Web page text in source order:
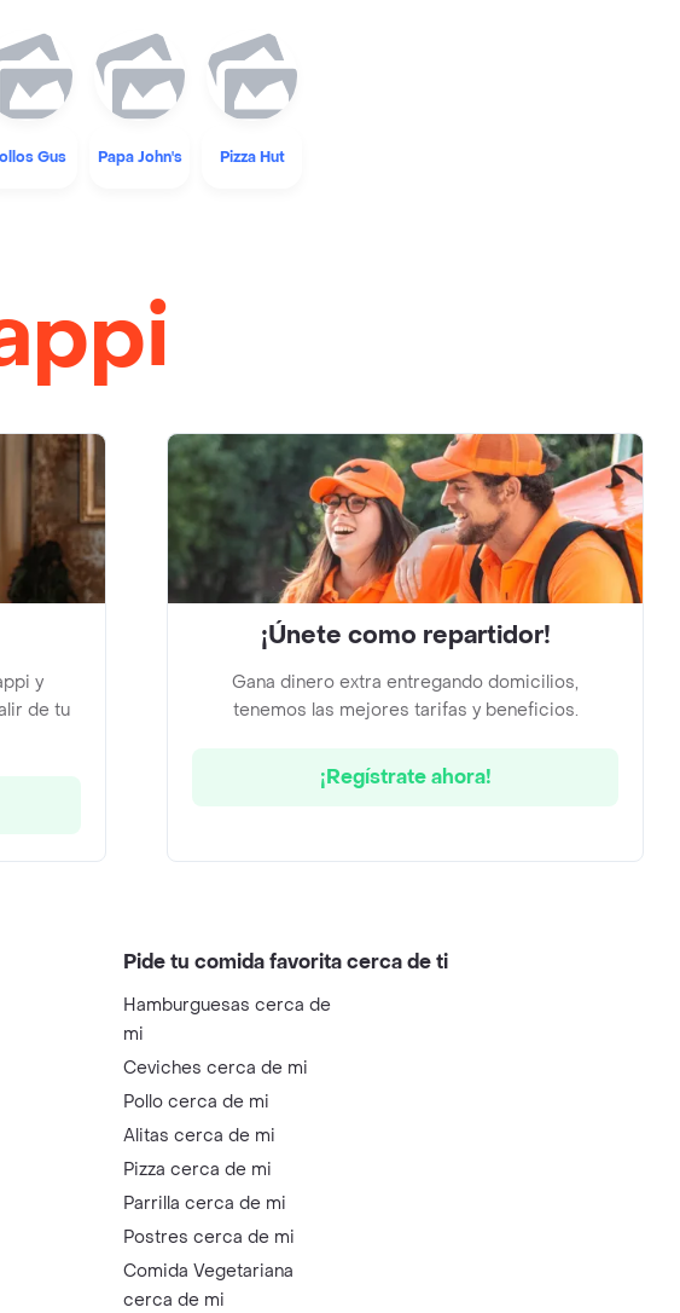
Gus Papa John's Pizza Hut
y
de tu
¡Únete como repartidor!
Gana dinero extra entregando domicilios,
tenemos las mejores tarifas y beneficios.
¡Regístrate ahora!
Pide tu comida favorita cerca de ti
Hamburguesas cerca de
mi
Ceviches cerca de mi
Pollo cerca de mi
Alitas cerca de mi
Pizza cerca de mi
Parrilla cerca de mi
Postres cerca de mi
Comida Vegetariana
cerca de mi